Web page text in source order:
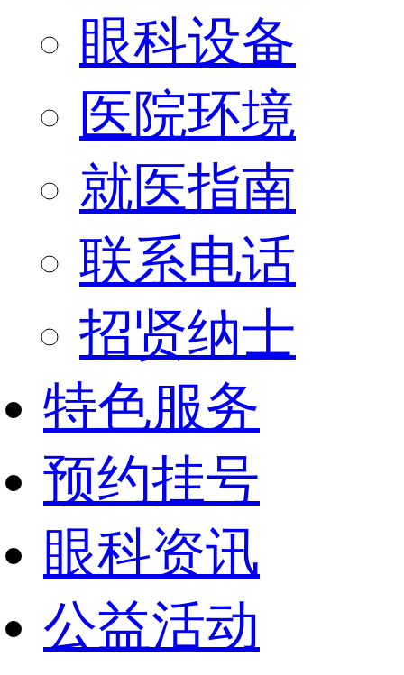
眼科设备
医院环境
就医指南
联系电话
招贤纳士
特色服务
预约挂号
眼科资讯
公益活动